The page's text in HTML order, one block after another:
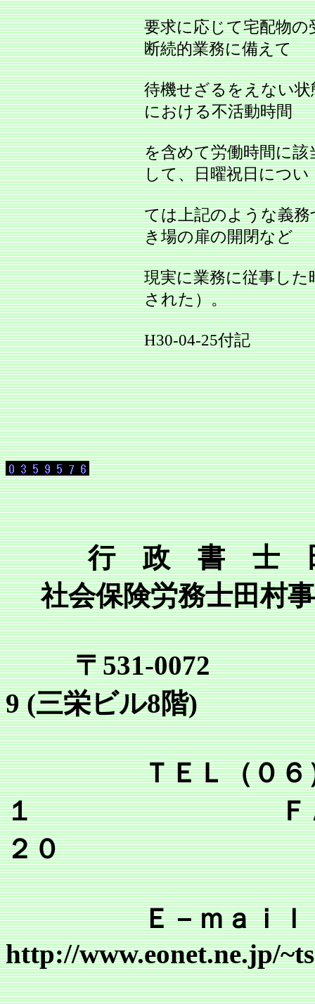
要求に応じて宅配物
断続的業務に備えて
待機せざるをえない
における不活動時間
を含めて労働時間に
して、日曜祝日につい
ては上記のような義
き場の扉の開閉など
現実に業務に従事し
された）。
H30-04-25付記
行 政 書 士 田
社会保険労務士田村
〒531-0072 大
9 (三栄ビル8階)
ＴＥＬ（０６）６
１ ＦＡＸ（０
２０
Ｅ－ｍａｉｌ
http://www.eonet.ne.jp/